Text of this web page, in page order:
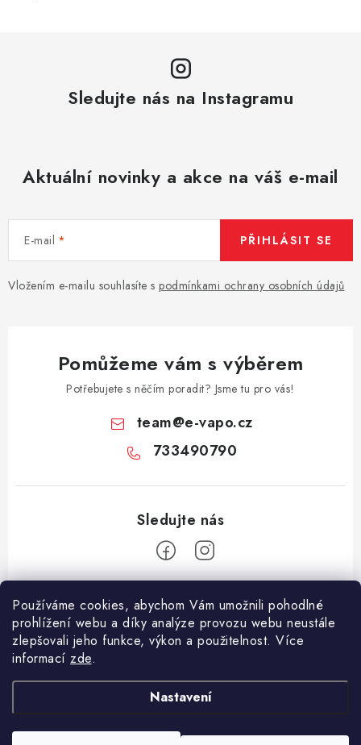
Používáme cookies, abychom Vám umožnili pohodlné
prohlížení webu a díky analýze provozu webu neustále
zlepšovali jeho funkce, výkon a použitelnost. Více
informací zde.
Nastavení
Sledujte nás na Instagramu
Aktuální novinky a akce na váš e-mail
E-mail
Vložením e-mailu souhlasíte s podmínkami ochrany osobních údajů
PŘIHLÁSIT SE
Pomůžeme vám s výběrem
Potřebujete s něčím poradit? Jsme tu pro vás!
team@e-vapo.cz
733490790
Facebook
Jak reklamovat či vrátit zboží
cookies